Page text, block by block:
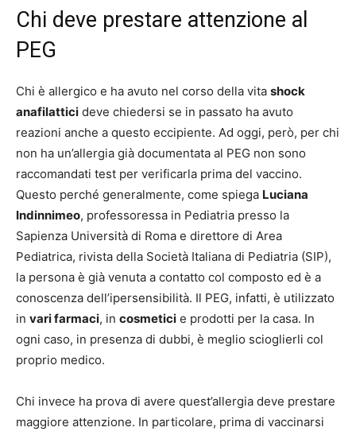
Chi deve prestare attenzione al
PEG
Chi è allergico e ha avuto nel corso della vita shock
anafilattici deve chiedersi se in passato ha avuto
reazioni anche a questo eccipiente. Ad oggi, però, per chi
non ha un’allergia già documentata al PEG non sono
raccomandati test per verificarla prima del vaccino.
Questo perché generalmente, come spiega Luciana
Indinnimeo, professoressa in Pediatria presso la
Sapienza Università di Roma e direttore di Area
Pediatrica, rivista della Società Italiana di Pediatria (SIP),
la persona è già venuta a contatto col composto ed è a
conoscenza dell’ipersensibilità. Il PEG, infatti, è utilizzato
in vari farmaci, in cosmetici e prodotti per la casa. In
ogni caso, in presenza di dubbi, è meglio scioglierli col
proprio medico.
Chi invece ha prova di avere quest’allergia deve prestare
maggiore attenzione. In particolare, prima di vaccinarsi